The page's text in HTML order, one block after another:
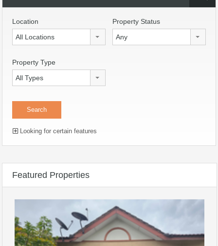
Location
All Locations
Property Status
Any
Property Type
All Types
Looking for certain features
Featured Properties